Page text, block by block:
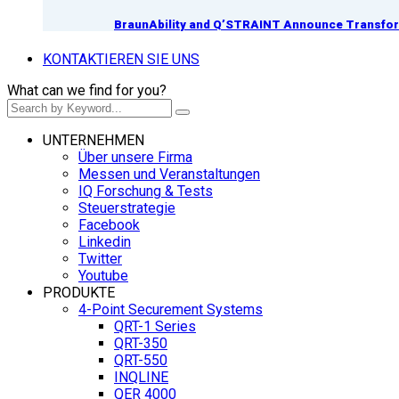
BraunAbility and Q’STRAINT Announce
KONTAKTIEREN SIE UNS
What can we find for you?
UNTERNEHMEN
Über unsere Firma
Messen und Veranstaltungen
IQ Forschung & Tests
Steuerstrategie
Facebook
Linkedin
Twitter
Youtube
PRODUKTE
4-Point Securement Systems
QRT-1 Series
QRT-350
QRT-550
INQLINE
QER 4000